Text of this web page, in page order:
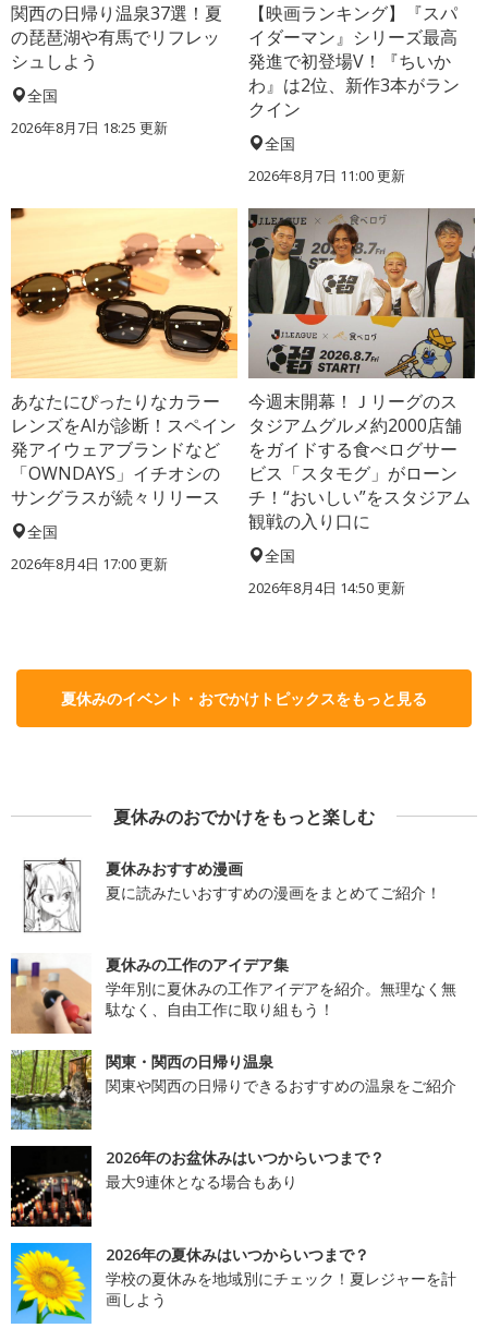
関西の日帰り温泉37選！夏
の琵琶湖や有馬でリフレッ
シュしよう
全国
2026年8月7日 18:25 更新
【映画ランキング】『スパ
イダーマン』シリーズ最高
発進で初登場V！『ちいか
わ』は2位、新作3本がラン
クイン
全国
2026年8月7日 11:00更新
あなたにぴったりなカラー
レンズをAIが診断！スペイン
発アイウェアブランドなど
「OWNDAYS」イチオシの
サングラスが続々リリース
全国
2026年8月4日 17:00更新
今週末開幕！Ｊリーグのス
タジアムグルメ約2000店舗
をガイドする食べログサー
ビス「スタモグ」がローン
チ！“おいしい”をスタジアム
観戦の入り口に
全国
2026年8月4日 14:50更新
夏休みのイベント・おでかけトピックスをもっと見る
夏休みのおでかけをもっと楽しむ
夏休みおすすめ漫画
夏に読みたいおすすめの漫画をまとめてご紹介！
夏休みの工作のアイデア集
学年別に夏休みの工作アイデアを紹介。無理なく無
駄なく、自由工作に取り組もう！
関東・関西の日帰り温泉
関東や関西の日帰りできるおすすめの温泉をご紹介
2026年のお盆休みはいつからいつまで？
最大9連休となる場合もあり
2026年の夏休みはいつからいつまで？
学校の夏休みを地域別にチェック！夏レジャーを計
画しよう